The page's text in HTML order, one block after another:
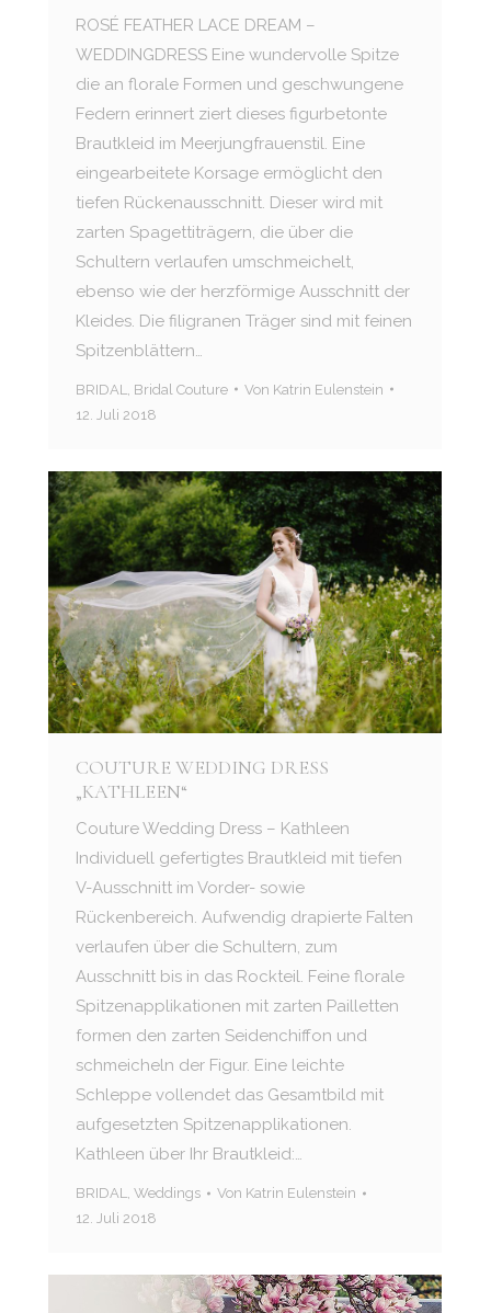
ROSÉ FEATHER LACE DREAM –
WEDDINGDRESS Eine wundervolle Spitze
die an florale Formen und geschwungene
Federn erinnert ziert dieses figurbetonte
Brautkleid im Meerjungfrauenstil. Eine
eingearbeitete Korsage ermöglicht den
tiefen Rückenausschnitt. Dieser wird mit
zarten Spagettiträgern, die über die
Schultern verlaufen umschmeichelt,
ebenso wie der herzförmige Ausschnitt der
Kleides. Die filigranen Träger sind mit feinen
Spitzenblättern…
BRIDAL Bridal Couture Von Katrin Eulenstein
12. Juli 2018
COUTURE WEDDING DRESS
„KATHLEEN“
Couture Wedding Dress – Kathleen
Individuell gefertigtes Brautkleid mit tiefen
V-Ausschnitt im Vorder- sowie
Rückenbereich. Aufwendig drapierte Falten
verlaufen über die Schultern, zum
Ausschnitt bis in das Rockteil. Feine florale
Spitzenapplikationen mit zarten Pailletten
formen den zarten Seidenchiffon und
schmeicheln der Figur. Eine leichte
Schleppe vollendet das Gesamtbild mit
aufgesetzten Spitzenapplikationen.
Kathleen über Ihr Brautkleid:…
BRIDAL, Weddings Von Katrin Eulenstein
12. Juli 2018